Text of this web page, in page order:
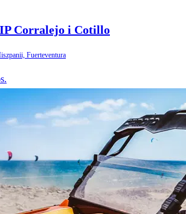
Corralejo i Cotillo
Fuerteventura